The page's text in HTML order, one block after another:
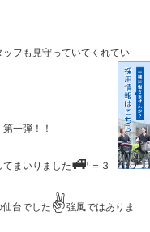
フも見守っていてくれてい
一弾！！
まいりました🚙 ＝３
台でした ✌強風ではありま